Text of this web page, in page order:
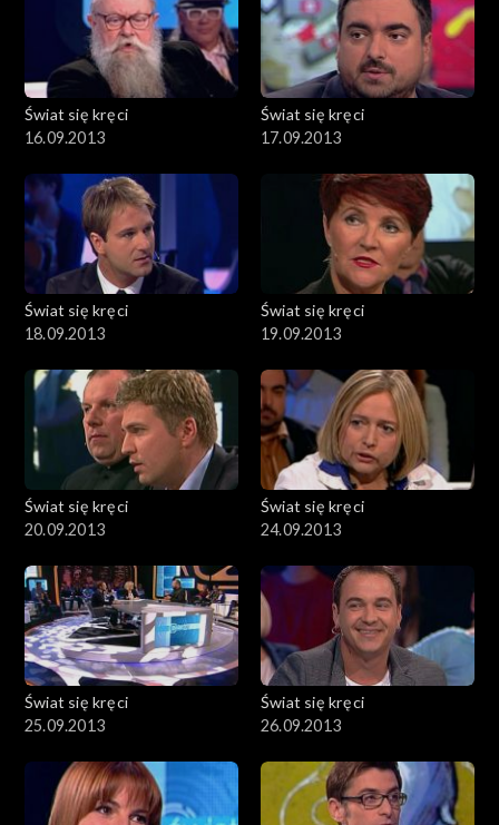
Świat się kręci
16.09.2013
Świat się kręci
17.09.2013
Świat się kręci
18.09.2013
Świat się kręci
19.09.2013
Świat się kręci
20.09.2013
Świat się kręci
24.09.2013
Świat się kręci
25.09.2013
Świat się kręci
26.09.2013